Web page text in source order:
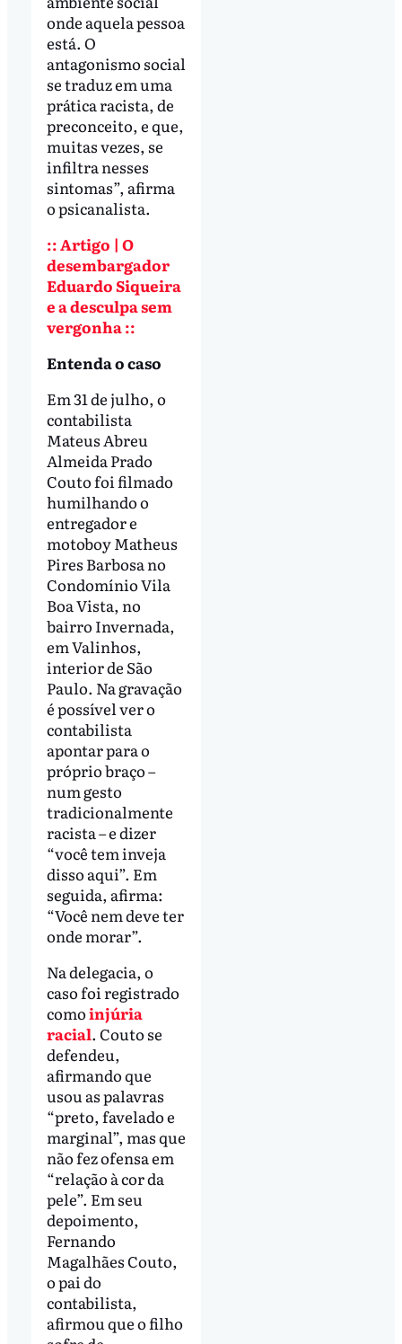
onde aquela pessoa
está. O
antagonismo social
se traduz em uma
prática racista, de
preconceito, e que,
muitas vezes, se
infiltra nesses
sintomas”, afirma
o psicanalista.
:: Artigo | O
desembargador
Eduardo Siqueira
e a desculpa sem
vergonha ::
Entenda o caso
Em 31 de julho, o
contabilista
Mateus Abreu
Almeida Prado
Couto foi filmado
humilhando o
entregador e
motoboy Matheus
Pires Barbosa no
Condomínio Vila
Boa Vista, no
bairro Invernada,
em Valinhos,
interior de São
Paulo. Na gravação
é possível ver o
contabilista
apontar para o
próprio braço –
num gesto
tradicionalmente
racista – e dizer
“você tem inveja
disso aqui”. Em
seguida, afirma:
“Você nem deve ter
onde morar”.
Na delegacia, o
caso foi registrado
comoinjúria
racial. Couto se
defendeu,
afirmando que
usou as palavras
“preto, favelado e
marginal”, mas que
não fez ofensa em
“relação à cor da
pele”. Em seu
depoimento,
Fernando
Magalhães Couto,
o pai do
contabilista,
afirmou que o filho